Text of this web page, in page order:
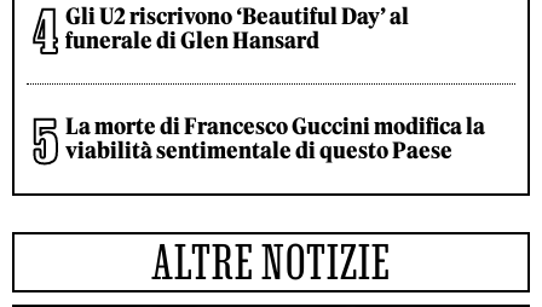
Gli U2 riscrivono ‘Beautiful Day’ al
funerale di Glen Hansard
La morte di Francesco Guccini modifica la
viabilità sentimentale di questo Paese
ALTRE NOTIZIE